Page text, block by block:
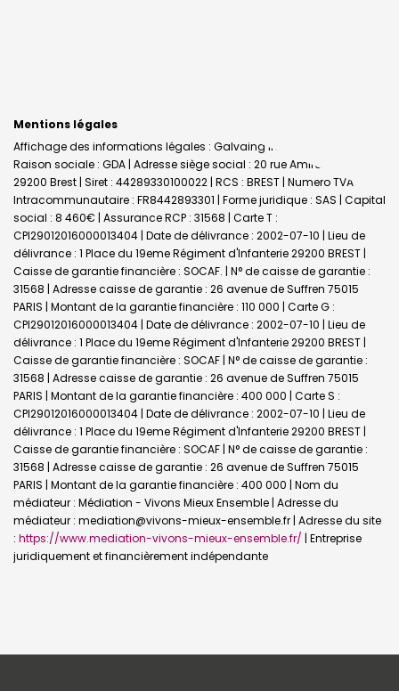
Mentions légales
Affichage des informations légales : Galvaing Immobilier - Brest |
Raison sociale : GDA | Adresse siège social : 20 rue Amiral Linois -
29200 Brest | Siret : 44289330100022 | RCS : BREST | Numero TVA
Intracommunautaire : FR8442893301 | Forme juridique : SAS | Capital
social : 8 460€ | Assurance RCP : 31568 | Carte T :
CPI29012016000013404 | Date de délivrance : 2002-07-10 | Lieu de
délivrance : 1 Place du 19eme Régiment d'Infanterie 29200 BREST |
Caisse de garantie financière : SOCAF. | N° de caisse de garantie :
31568 | Adresse caisse de garantie : 26 avenue de Suffren 75015
PARIS | Montant de la garantie financière : 110 000 | Carte G :
CPI29012016000013404 | Date de délivrance : 2002-07-10 | Lieu de
délivrance : 1 Place du 19eme Régiment d'Infanterie 29200 BREST |
Caisse de garantie financière : SOCAF | N° de caisse de garantie :
31568 | Adresse caisse de garantie : 26 avenue de Suffren 75015
PARIS | Montant de la garantie financière : 400 000 | Carte S :
CPI29012016000013404 | Date de délivrance : 2002-07-10 | Lieu de
délivrance : 1 Place du 19eme Régiment d'Infanterie 29200 BREST |
Caisse de garantie financière : SOCAF | N° de caisse de garantie :
31568 | Adresse caisse de garantie : 26 avenue de Suffren 75015
PARIS | Montant de la garantie financière : 400 000 | Nom du
médiateur : Médiation - Vivons Mieux Ensemble | Adresse du
médiateur : mediation@vivons-mieux-ensemble.fr | Adresse du site
: https://www.mediation-vivons-mieux-ensemble.fr/ | Entreprise
juridiquement et financièrement indépendante